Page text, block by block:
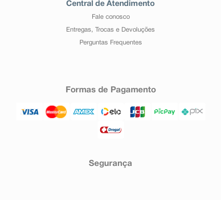
Central de Atendimento
Fale conosco
Entregas, Trocas e Devoluções
Perguntas Frequentes
Formas de Pagamento
Segurança